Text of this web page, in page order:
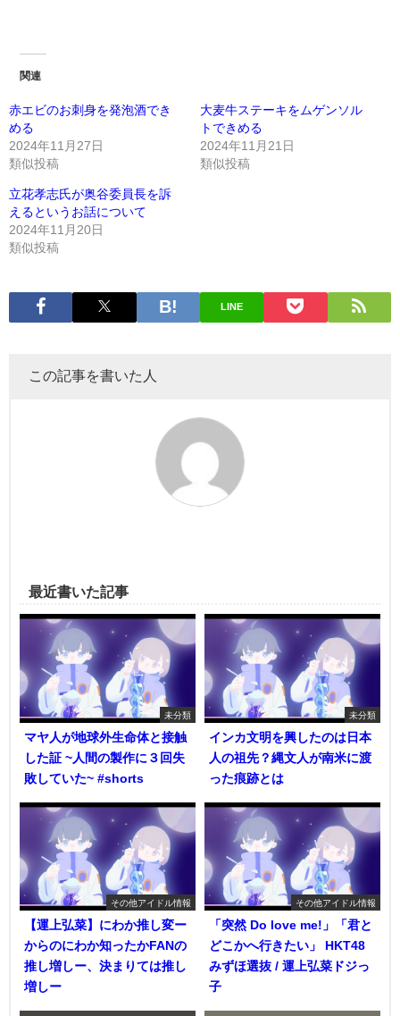
関連
赤エビのお刺身を発泡酒でき
める
2024年11月27日
類似投稿
大麦牛ステーキをムゲンソル
トできめる
2024年11月21日
類似投稿
立花孝志氏が奥谷委員長を訴
えるというお話について
2024年11月20日
類似投稿
LINE
この記事を書いた人
最近書いた記事
未分類
マヤ人が地球外生命体と接触
した証 ~人間の製作に３回失
敗していた~ #shorts
未分類
インカ文明を興したのは日本
人の祖先？縄文人が南米に渡
った痕跡とは
その他アイドル情報
【運上弘菜】にわか推し変ー
からのにわか知ったかFANの
推し増しー、決まりては推し
増しー
その他アイドル情報
「突然 Do love me!」「君と
どこかへ行きたい」 HKT48
みずほ選抜 / 運上弘菜ドジっ
子